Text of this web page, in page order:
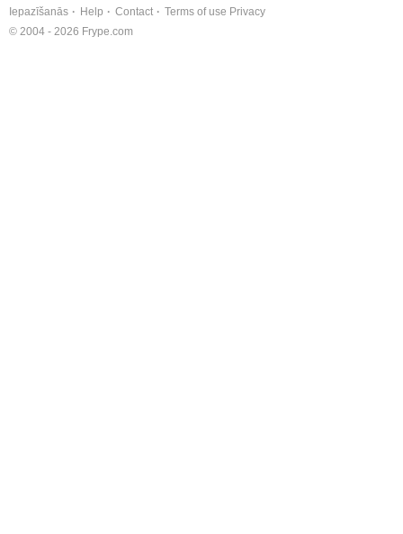
Iepazīšanās Help Contact Terms of use Privacy
© 2004 - 2026 Frype.com